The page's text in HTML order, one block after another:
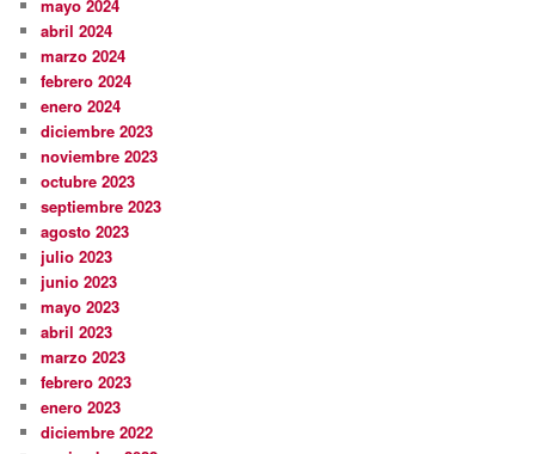
mayo 2024
abril 2024
marzo 2024
febrero 2024
enero 2024
diciembre 2023
noviembre 2023
octubre 2023
septiembre 2023
agosto 2023
julio 2023
junio 2023
mayo 2023
abril 2023
marzo 2023
febrero 2023
enero 2023
diciembre 2022